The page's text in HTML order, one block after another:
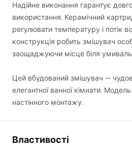
Надійне виконання гарантує
використання. Керамічний
регулювати температуру і потік
конструкція робить змішувач
заощаджуючи місце біля
Цей вбудований змішувач —
елегантної ванної кімнати.
настінного монтажу.
Властивості